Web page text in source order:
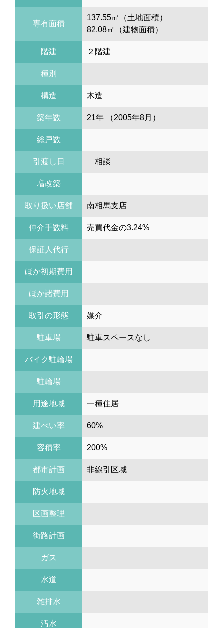
専有面積
137.55㎡（土地面積）
82.08㎡（建物面積）
階建 ２階建
種別
構造 木造
築年数 21年 （2005年8月）
総戸数
引渡し日 相談
増改築
取り扱い店舗 南相馬支店
仲介手数料 売買代金の3.24%
保証人代行
ほか初期費用
ほか諸費用
取引の形態 媒介
駐車場 駐車スペースなし
バイク駐輪場
駐輪場
用途地域 一種住居
建ぺい率 60%
容積率 200%
都市計画 非線引区域
防火地域
区画整理
街路計画
ガス
水道
雑排水
汚水